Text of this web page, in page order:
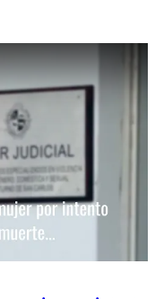
investiga denuncia de